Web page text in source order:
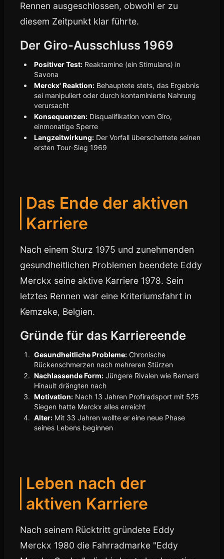
Rennen ausgeschlossen, obwohl er zu
diesem Zeitpunkt klar führte.
Der Giro-Ausschluss 1969
Positiver Test: Reaktamine (ein Stimulans) in
Savona
Merckx' Reaktion: Behauptete stets, das Ergebnis
sei manipuliert oder durch kontaminierte Nahrung
verursacht
Konsequenzen: Disqualifikation vom Giro,
einmonatige Sperre
Langzeitwirkung: Der Vorfall überschattete seinen
ersten Tour-Sieg 1969
Das Ende der aktiven
Karriere
Nach einem Sturz 1975 und zunehmenden
gesundheitlichen Problemen beendete Eddy
Merckx seine aktive Karriere 1978. Sein
letztes Rennen war eine Kriteriumsfahrt in
Kemzeke, Belgien.
Gründe für das Karriereende
Gesundheitliche Probleme: Chronische
Rückenschmerzen nach mehreren Stürzen
Nachlassende Form: Jüngere Rivalen wie Bernard
Hinault drängten nach
Motivation: Nach 13 Jahren Profiradsport mit 525
Siegen hatte Merckx alles erreicht
Alter: Mit 33 Jahren wollte er eine neue Phase
seines Lebens beginnen
Leben nach der
aktiven Karriere
Nach seinem Rücktritt gründete Eddy
Merckx 1980 die Fahrradmarke "Eddy